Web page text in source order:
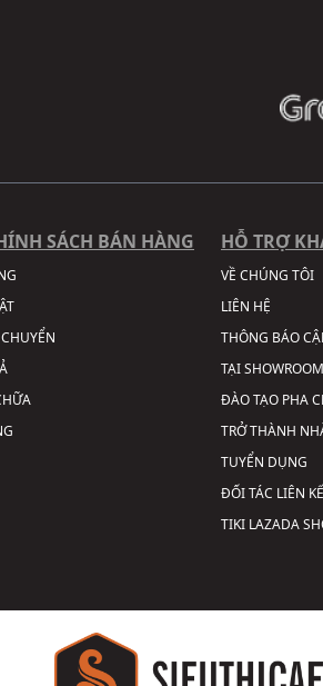
SÁCH BÁN HÀNG HỖ TRỢ
VỀ CHÚNG TÔI
LIÊN HỆ
THÔNG BÁO
TẠI SHOWROOM
ĐÀO TẠO PHA
TRỞ THÀNH
TUYỂN DỤNG
ĐỐI TÁC LIÊN
TIKI LAZADA